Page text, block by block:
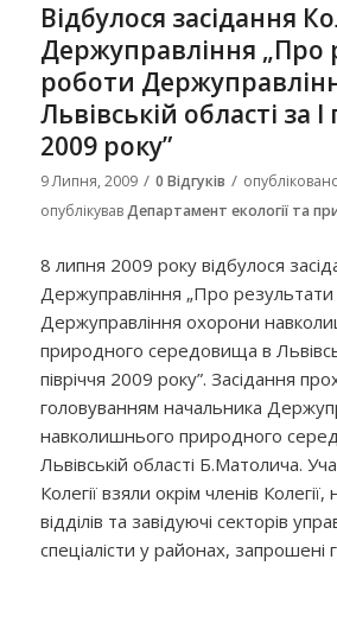
Відбулося засідання
Держуправління „Про
роботи
Львівській області за І
2009 року”
9 Липня, 2009 / 0 Відгуків /
опублікувавДепартамент екології та
8 липня 2009 року відбулося
Держуправління „Про
Держуправління охорони
природного середовища в
півріччя 2009 року”. Засідання
головуванням начальника
навколишнього природного
Львівській області Б.Матолича.
Колегії взяли окрім членів
відділів та завідуючі секторів
спеціалісти у районах, запрошені